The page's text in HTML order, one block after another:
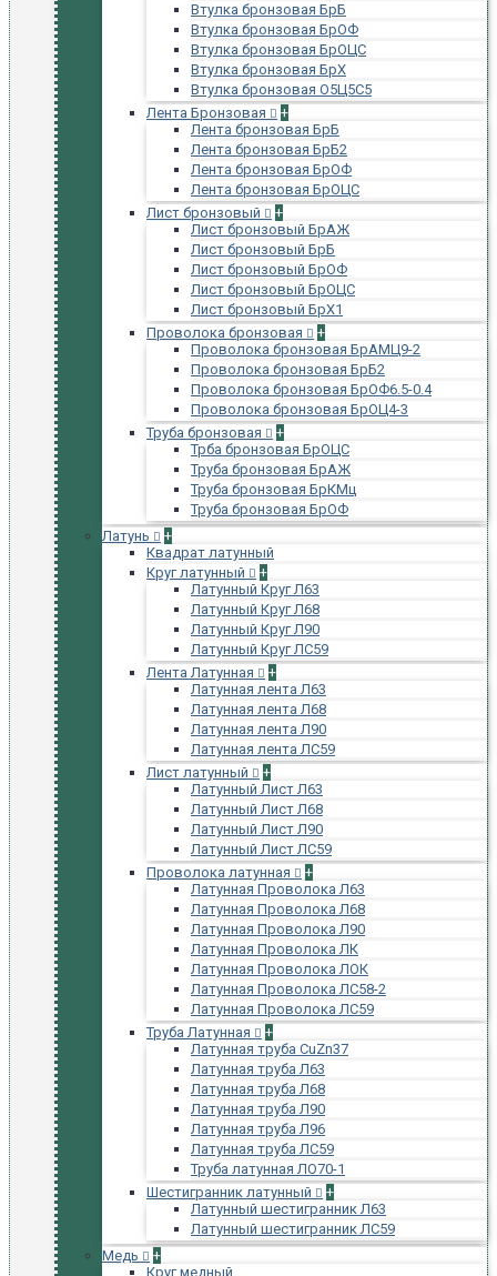
Втулка бронзовая БрБ
Втулка бронзовая БрОФ
Втулка бронзовая БрОЦС
Втулка бронзовая БрХ
Втулка бронзовая О5Ц5С5
Лента Бронзовая
+
Лента бронзовая БрБ
Лента бронзовая БрБ2
Лента бронзовая БрОФ
Лента бронзовая БрОЦС
Лист бронзовый
+
Лист бронзовый БрАЖ
Лист бронзовый БрБ
Лист бронзовый БрОФ
Лист бронзовый БрОЦС
Лист бронзовый БрХ1
Проволока бронзовая
+
Проволока бронзовая БрАМЦ9-2
Проволока бронзовая БрБ2
Проволока бронзовая БрОФ6.5-0.4
Проволока бронзовая БрОЦ4-3
Труба бронзовая
+
Трба бронзовая БрОЦС
Труба бронзовая БрАЖ
Труба бронзовая БрКМц
Труба бронзовая БрОФ
Латунь
+
Квадрат латунный
Круг латунный
+
Латунный Круг Л63
Латунный Круг Л68
Латунный Круг Л90
Латунный Круг ЛС59
Лента Латунная
+
Латунная лента Л63
Латунная лента Л68
Латунная лента Л90
Латунная лента ЛС59
Лист латунный
+
Латунный Лист Л63
Латунный Лист Л68
Латунный Лист Л90
Латунный Лист ЛС59
Проволока латунная
+
Латунная Проволока Л63
Латунная Проволока Л68
Латунная Проволока Л90
Латунная Проволока ЛК
Латунная Проволока ЛОК
Латунная Проволока ЛС58-2
Латунная Проволока ЛС59
Труба Латунная
+
Латунная труба CuZn37
Латунная труба Л63
Латунная труба Л68
Латунная труба Л90
Латунная труба Л96
Латунная труба ЛС59
Труба латунная ЛО70-1
Шестигранник латунный
+
Латунный шестигранник Л63
Латунный шестигранник ЛС59
Медь
+
Круг медный